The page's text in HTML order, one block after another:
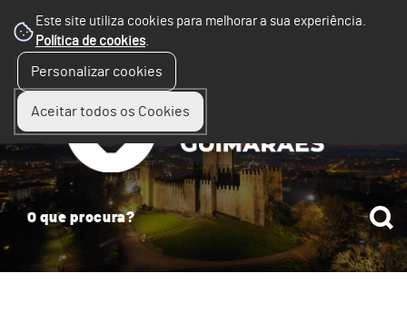
Este site utiliza cookies para melhorar a sua experiência.
Política de cookies.
Personalizar cookies
Aceitar todos os Cookies